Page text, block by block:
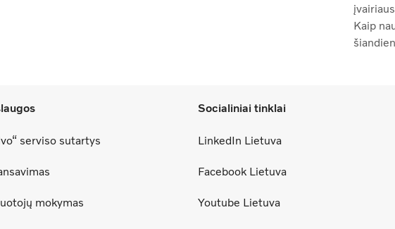
Kaip
serviso sutartys
mokymas
Socialiniai tinklai
LinkedIn Lietuva
Facebook Lietuva
Youtube Lietuva